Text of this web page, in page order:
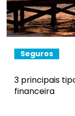
Seguros
3 principais
financeira